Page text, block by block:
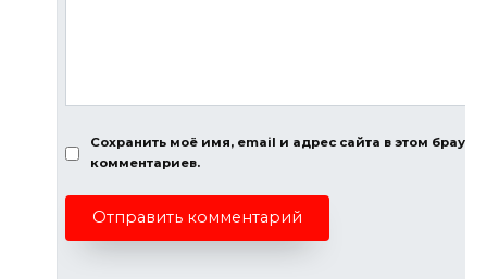
Сохранить моё имя, email и адрес сайта в этом
комментариев.